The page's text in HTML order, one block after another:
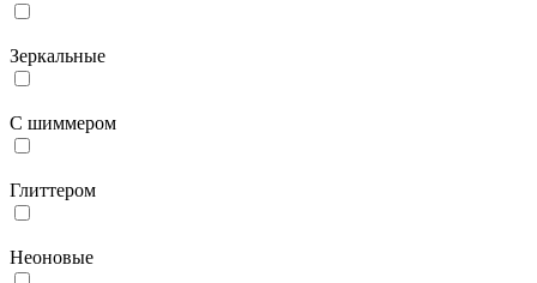
Зеркальные
С шиммером
Глиттером
Неоновые